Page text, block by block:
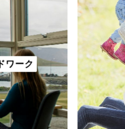
ワーク